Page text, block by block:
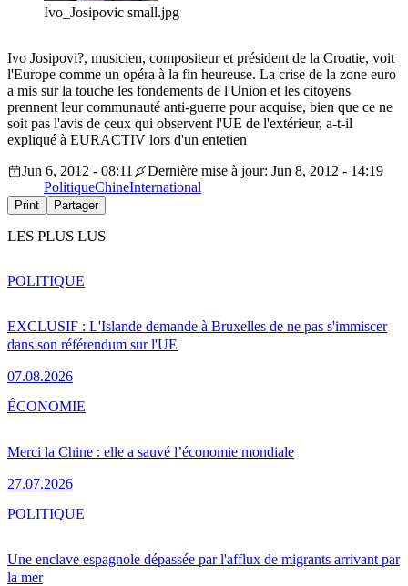
Ivo_Josipovic small.jpg
Ivo Josipovi?, musicien, compositeur et président de la Croatie, voit
l'Europe comme un opéra à la fin heureuse. La crise de la zone euro
a mis sur la touche les fondements de l'Union et les citoyens
prennent leur communauté anti-guerre pour acquise, bien que ce ne
soit pas l'avis de ceux qui observent l'UE de l'extérieur, a-t-il
expliqué à EURACTIV lors d'un entetien
Jun 6, 2012 - 08:11
Dernière mise à jour: Jun 8, 2012 - 14:19
PolitiqueChineInternational
Print Partager
LES PLUS LUS
EXCLUSIF : L'Islande demande à Bruxelles de ne pas s'immiscer
dans son référendum sur l'UE
07.08.2026
POLITIQUE
Merci la Chine : elle a sauvé l’économie mondiale
27.07.2026
ÉCONOMIE
Une enclave espagnole dépassée par l'afflux de migrants arrivant par
la mer
POLITIQUE